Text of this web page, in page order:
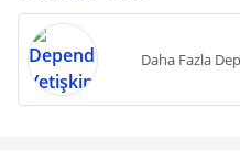
Daha Fazla